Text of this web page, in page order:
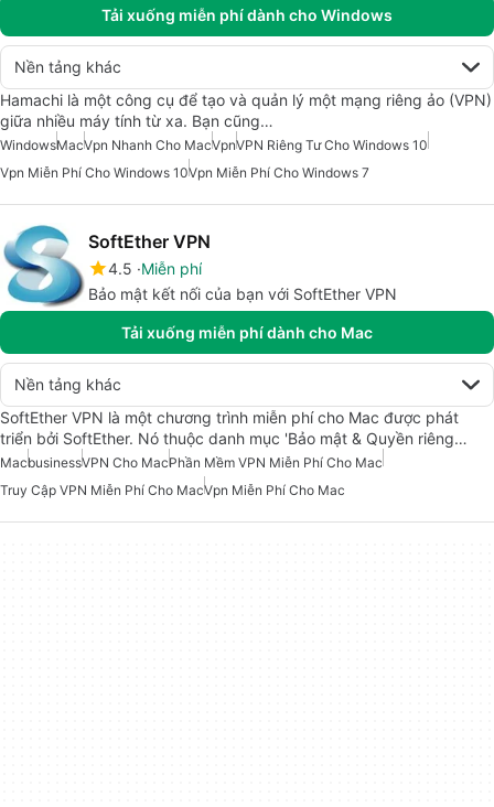
Tải xuống miễn phí dành cho Windows
Nền tảng khác
Hamachi là một công cụ để tạo và quản lý một mạng riêng ảo (VPN)
giữa nhiều máy tính từ xa. Bạn cũng…
WindowsMacVpn Nhanh Cho MacVpnVPN Riêng Tư Cho Windows 10
Vpn Miễn Phí Cho Windows 10Vpn Miễn Phí Cho Windows 7
SoftEther VPN
4.5 Miễn phí
Bảo mật kết nối của bạn với SoftEther VPN
Tải xuống miễn phí dành cho Mac
Nền tảng khác
SoftEther VPN là một chương trình miễn phí cho Mac được phát
triển bởi SoftEther. Nó thuộc danh mục 'Bảo mật & Quyền riêng…
MacbusinessVPN Cho MacPhần Mềm VPN Miễn Phí Cho Mac
Truy Cập VPN Miễn Phí Cho MacVpn Miễn Phí Cho Mac